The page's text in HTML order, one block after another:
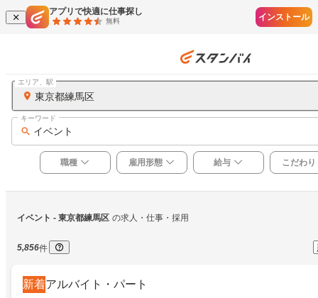
アプリで快適に仕事探し
無料 インストール
東京都練馬区
エリア、駅
イベント
キーワード
職種 雇用形態 給与 こだわり
イベント - 東京都練馬区 の求人・仕事・採用
5,856件
新着アルバイト・パート